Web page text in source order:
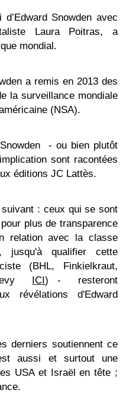
Snowden avec
Laura Poitras, a
mondial.
a remis en 2013 des
la surveillance mondiale
(NSA).
- ou bien plutôt
sont racontées
éditions JC Lattès.
: ceux qui se sont
plus de transparence
relation avec la classe
jusqu'à qualifier cette
(BHL, Finkielkraut,
ICI) - resteront
révélations d'Edward
derniers soutiennent ce
aussi et surtout une
USA et Israël en tête ;